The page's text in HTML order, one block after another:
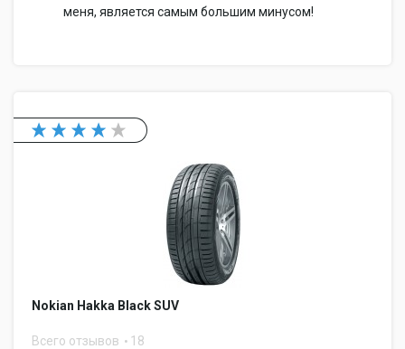
меня, является самым большим минусом!
Nokian Hakka Black SUV
Всего отзывов 18